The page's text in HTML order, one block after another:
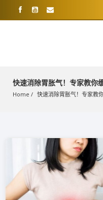
快速消除胃胀气！专家教你
Home 快速消除胃胀气！专家教